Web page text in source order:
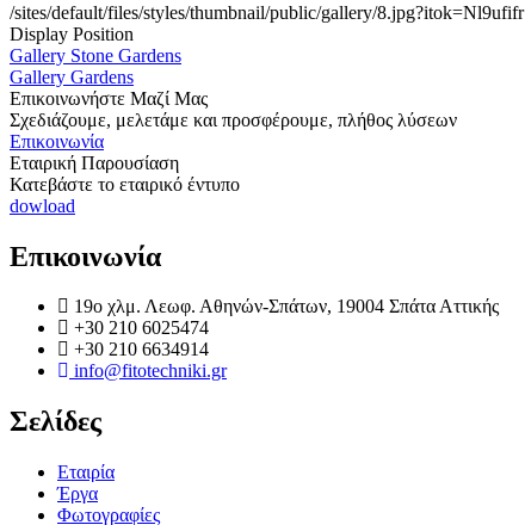
/sites/default/files/styles/thumbnail/public/gallery/8.jpg?itok=Nl9ufifr
Display Position
Gallery Stone Gardens
Gallery Gardens
Επικοινωνήστε Μαζί Μας
Σχεδιάζουμε, μελετάμε και προσφέρουμε, πλήθος λύσεων
Επικοινωνία
Εταιρική Παρουσίαση
Κατεβάστε το εταιρικό έντυπο
dowload
Επικοινωνία
19o χλμ. Λεωφ. Αθηνών-Σπάτων, 19004 Σπάτα Αττικής
+30 210 6025474
+30 210 6634914
info@fitotechniki.gr
Σελίδες
Εταιρία
Έργα
Φωτογραφίες